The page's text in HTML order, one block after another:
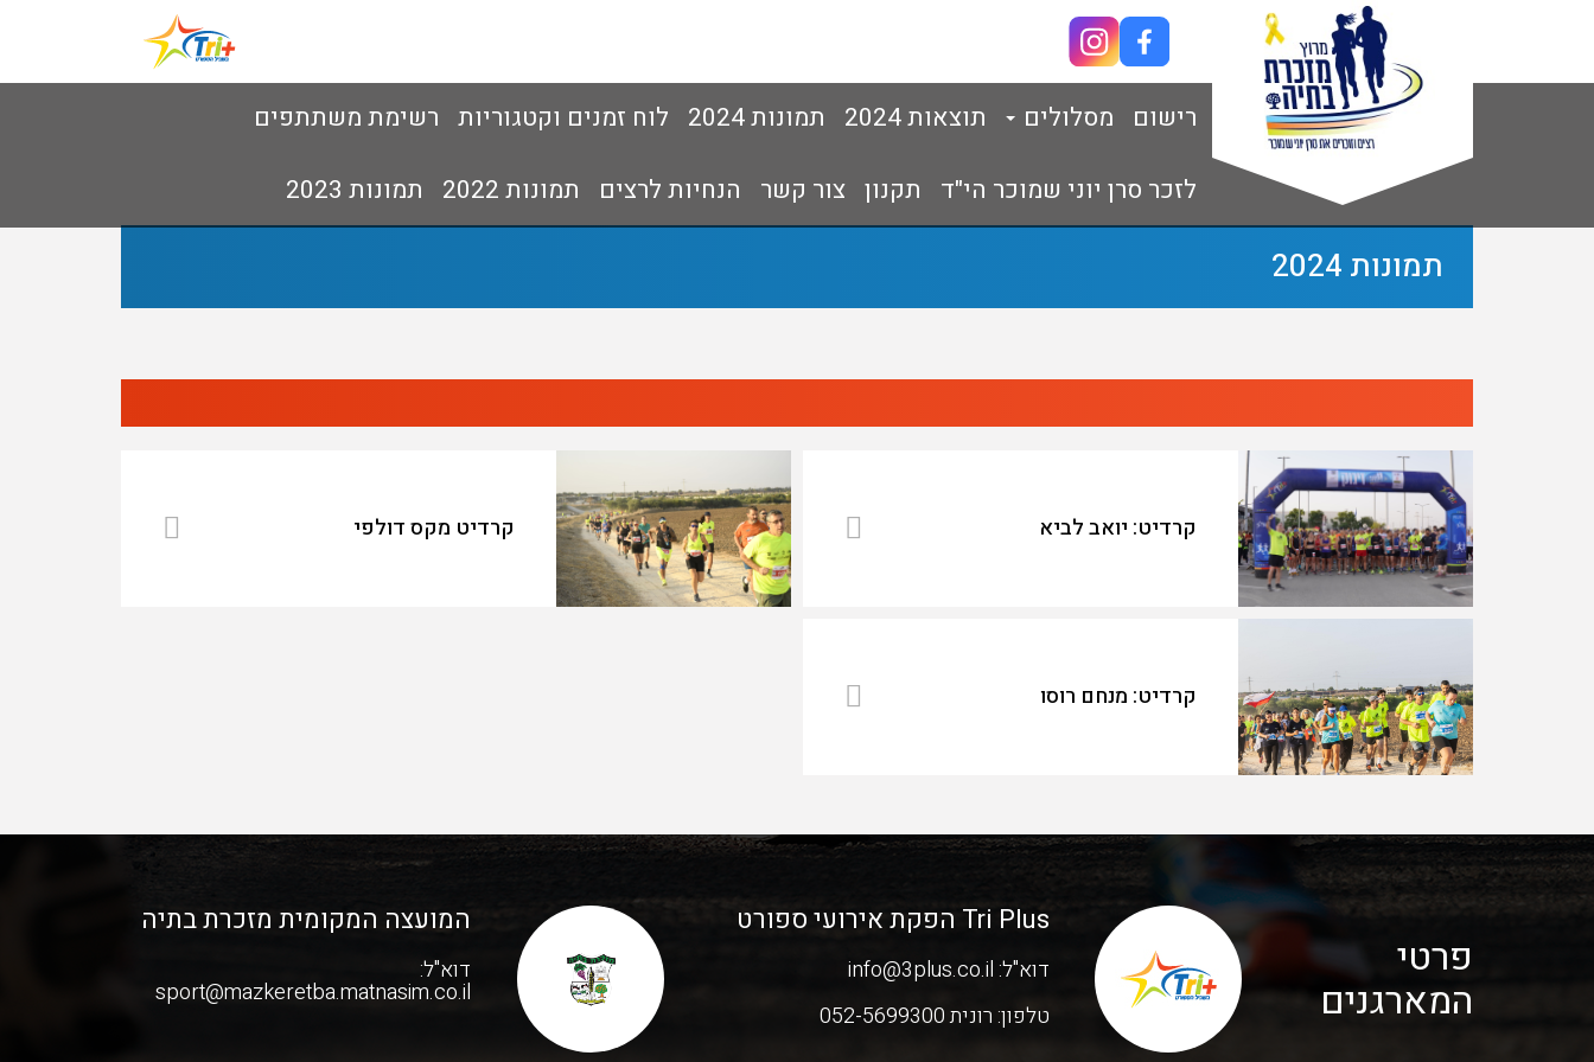
רישום מסלולים תוצאות 2024 תמונות 2024 לוח זמנים וקטגוריות רשימת משתתפים
לזכר סרן יוני שמוכר הי"ד
תקנון צור קשר הנחיות לרצים תמונות 2022 תמונות 2023
תמונות 2024
קרדיט: יואב לביא קרדיט מקס דולפי
קרדיט: מנחם רוסו
פרטי
המארגנים
Tri Plus הפקת אירועי ספורט
דוא"ל:info@3plus.co.il
טלפון:רונית 052-5699300
המועצה המקומית מזכרת בתיה
דוא"ל:
sport@mazkeretba.matnasim.co.il